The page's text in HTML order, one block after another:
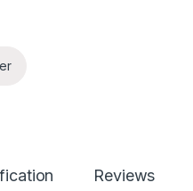
Reviews